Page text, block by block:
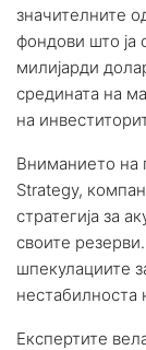
значителните
фондови што ја
милијарди
средината на
на
Вниманието на
Strategy,
стратегија за
своите
шпекулациите
нестабилноста
Експертите